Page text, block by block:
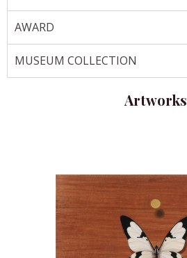
AWARD
MUSEUM COLLECTION
Artworks